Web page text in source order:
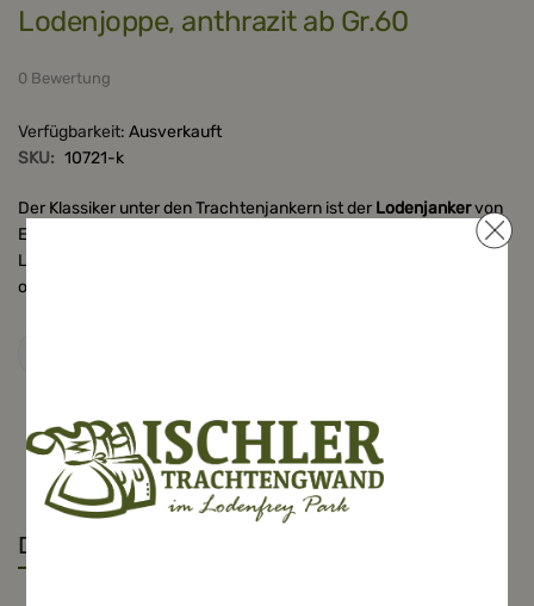
Zum
Anfang
springen
Lodenjoppe, anthrazit ab Gr.60
0 Bewertung
Verfügbarkeit: Ausverkauft
SKU: 10721-k
Der Klassiker unter den Trachtenjankern ist der Lodenjankervon
Elmau. Der
Lederhose, da der Janker durch seinen kürzeren Gesamtschnitt,
optisch die beste Figur macht.
Details